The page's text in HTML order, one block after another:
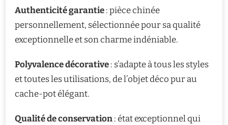
Authenticité garantie: pièce chinée
personnellement, sélectionnée pour sa qualité
exceptionnelle et son charme indéniable.
Polyvalence décorative: s’adapte à tous les styles
et toutes les utilisations, de l’objet déco pur au
cache-pot élégant.
Qualité de conservation: état exceptionnel qui